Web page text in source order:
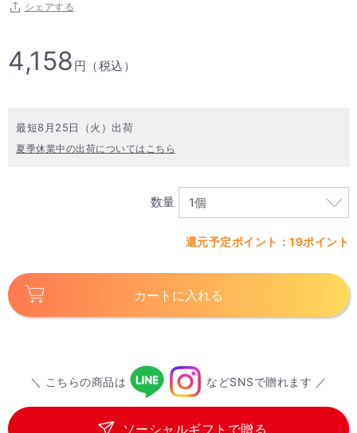
シェアする
4,158 円（税込）
最短8月25日（火）出荷
夏季休業中の出荷についてはこちら
数量
還元予定ポイント：19ポイント
カートに入れる
＼ こちらの商品は などSNSで贈れます ／
ソーシャルギフトで贈る